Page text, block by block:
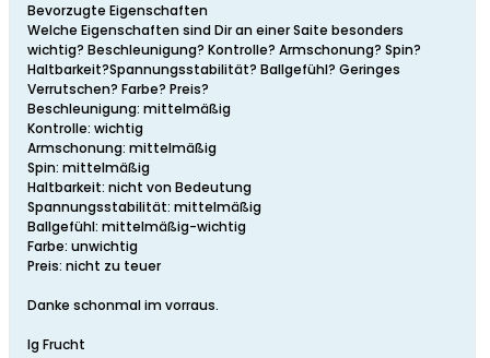
Bevorzugte Eigenschaften
Welche Eigenschaften sind Dir an einer Saite besonders
wichtig? Beschleunigung? Kontrolle? Armschonung? Spin?
Haltbarkeit?Spannungsstabilität? Ballgefühl? Geringes
Verrutschen? Farbe? Preis?
Beschleunigung: mittelmäßig
Kontrolle: wichtig
Armschonung: mittelmäßig
Spin: mittelmäßig
Haltbarkeit: nicht von Bedeutung
Spannungsstabilität: mittelmäßig
Ballgefühl: mittelmäßig-wichtig
Farbe: unwichtig
Preis: nicht zu teuer
Danke schonmal im vorraus.
lg Frucht